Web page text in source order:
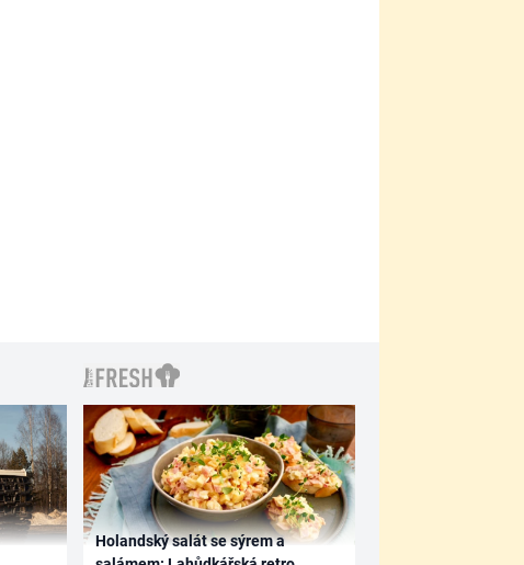
Holandský salát se sýrem a